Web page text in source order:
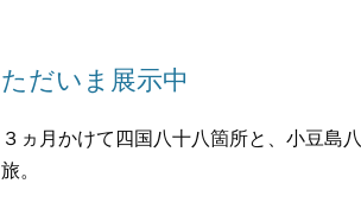
ただいま展示中
３ヵ月かけて四国八十八箇所と、小豆島
旅。 旅の風景や気付き